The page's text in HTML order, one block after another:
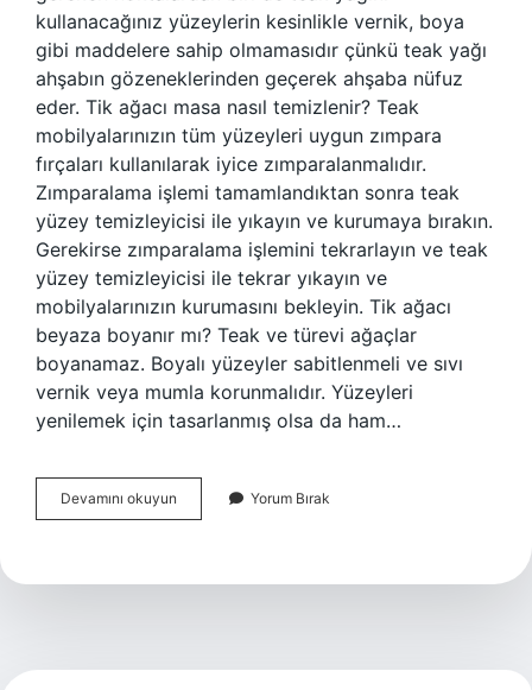
kullanacağınız yüzeylerin kesinlikle vernik, boya
gibi maddelere sahip olmamasıdır çünkü teak yağı
ahşabın gözeneklerinden geçerek ahşaba nüfuz
eder. Tik ağacı masa nasıl temizlenir? Teak
mobilyalarınızın tüm yüzeyleri uygun zımpara
fırçaları kullanılarak iyice zımparalanmalıdır.
Zımparalama işlemi tamamlandıktan sonra teak
yüzey temizleyicisi ile yıkayın ve kurumaya bırakın.
Gerekirse zımparalama işlemini tekrarlayın ve teak
yüzey temizleyicisi ile tekrar yıkayın ve
mobilyalarınızın kurumasını bekleyin. Tik ağacı
beyaza boyanır mı? Teak ve türevi ağaçlar
boyanamaz. Boyalı yüzeyler sabitlenmeli ve sıvı
vernik veya mumla korunmalıdır. Yüzeyleri
yenilemek için tasarlanmış olsa da ham…
Devamını okuyun
Ağacı
Mı
Yorum Bırak